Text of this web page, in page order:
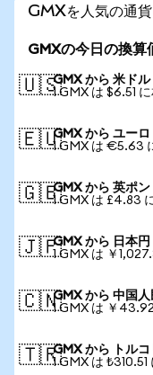
GMXを人気の通
GMXの今日の換算
🇺🇸GMX から 米ドル
1 GMX は $6.51
🇪🇺GMX から ユーロ
1 GMX は €5.63
🇬🇧GMX から 英ポン
1 GMX は £4.83
🇯🇵GMX から 日本円
1 GMX は ￥
🇨🇳GMX から 中国人
1 GMX は ￥
🇹🇷GMX から トルコ
1 GMX は ₺310.51